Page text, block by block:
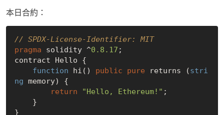
本日合約：
// SPDX-License-Identifier: MIT
pragma solidity ^0.8 .17 ;
contract Hello {
function hi() public pure returns (stri
ng memory) {
return
"Hello, Ethereum!" ;